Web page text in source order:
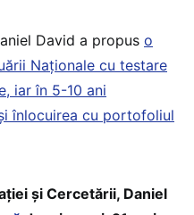
David a propus o
Naționale cu testare
iar în 5-10 ani
înlocuirea cu portofoliul
și Cercetării, Daniel